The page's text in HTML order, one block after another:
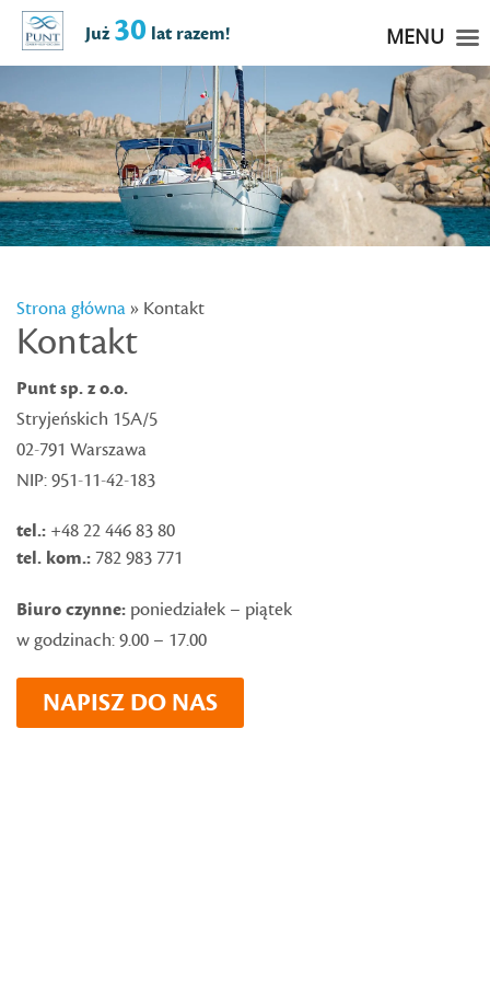
Strona główna» Kontakt
Kontakt
Punt sp. z o.o.
Stryjeńskich 15A/5
02-791 Warszawa
NIP: 951-11-42-183
tel.: +48 22 446 83 80
tel. kom.:782 983 771
Biuro czynne: poniedziałek – piątek
w godzinach: 9.00 – 17.00
NAPISZ DO NAS
Już30 lat razem! MENU